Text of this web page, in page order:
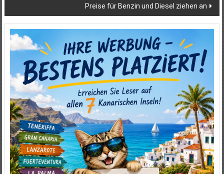
Preise für Benzin und Diesel ziehen an